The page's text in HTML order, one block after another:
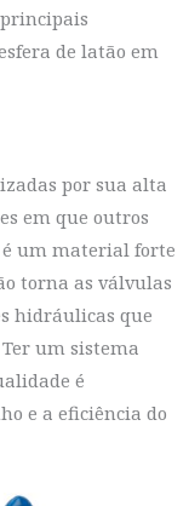
de latão em
por sua alta
em que outros
é um material forte
torna as válvulas
hidráulicas que
um sistema
é
e a eficiência do